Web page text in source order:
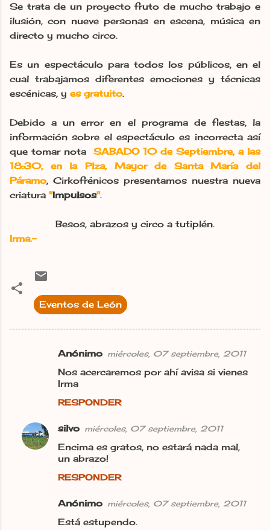
Se trata de un proyecto fruto de mucho trabajo e
ilusión, con nueve personas en escena, música en
directo y mucho circo.
Es un espectáculo para todos los públicos, en el
cual trabajamos diferentes emociones y técnicas
escénicas, y es gratuito.
Debido a un error en el programa de fiestas, la
información sobre el espectáculo es incorrecta así
que tomar nota SABADO 10 de Septiembre, a las
18:30, en la Plza, Mayor de Santa María del
Páramo, Cirkofrénicos presentamos nuestra nueva
criatura "Impulsos".
Besos, abrazos y circo a tutiplén.
Irma.-
Eventos de León
n
t
Anónimo miércoles, 07 septiembre, 2011
Nos acercaremos por ahí avisa si vienes
Irma
RESPONDER
silvo miércoles, 07 septiembre, 2011
Encima es gratos, no estará nada mal,
un abrazo!
RESPONDER
Anónimo miércoles, 07 septiembre, 2011
Está estupendo.